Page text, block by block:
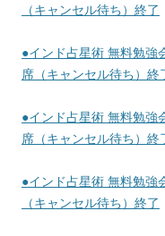
（キャンセル待ち）終了
●インド占星術 無料勉強
席（キャンセル待ち）終
●インド占星術 無料勉強
席（キャンセル待ち）終
●インド占星術 無料勉強
（キャンセル待ち）終了